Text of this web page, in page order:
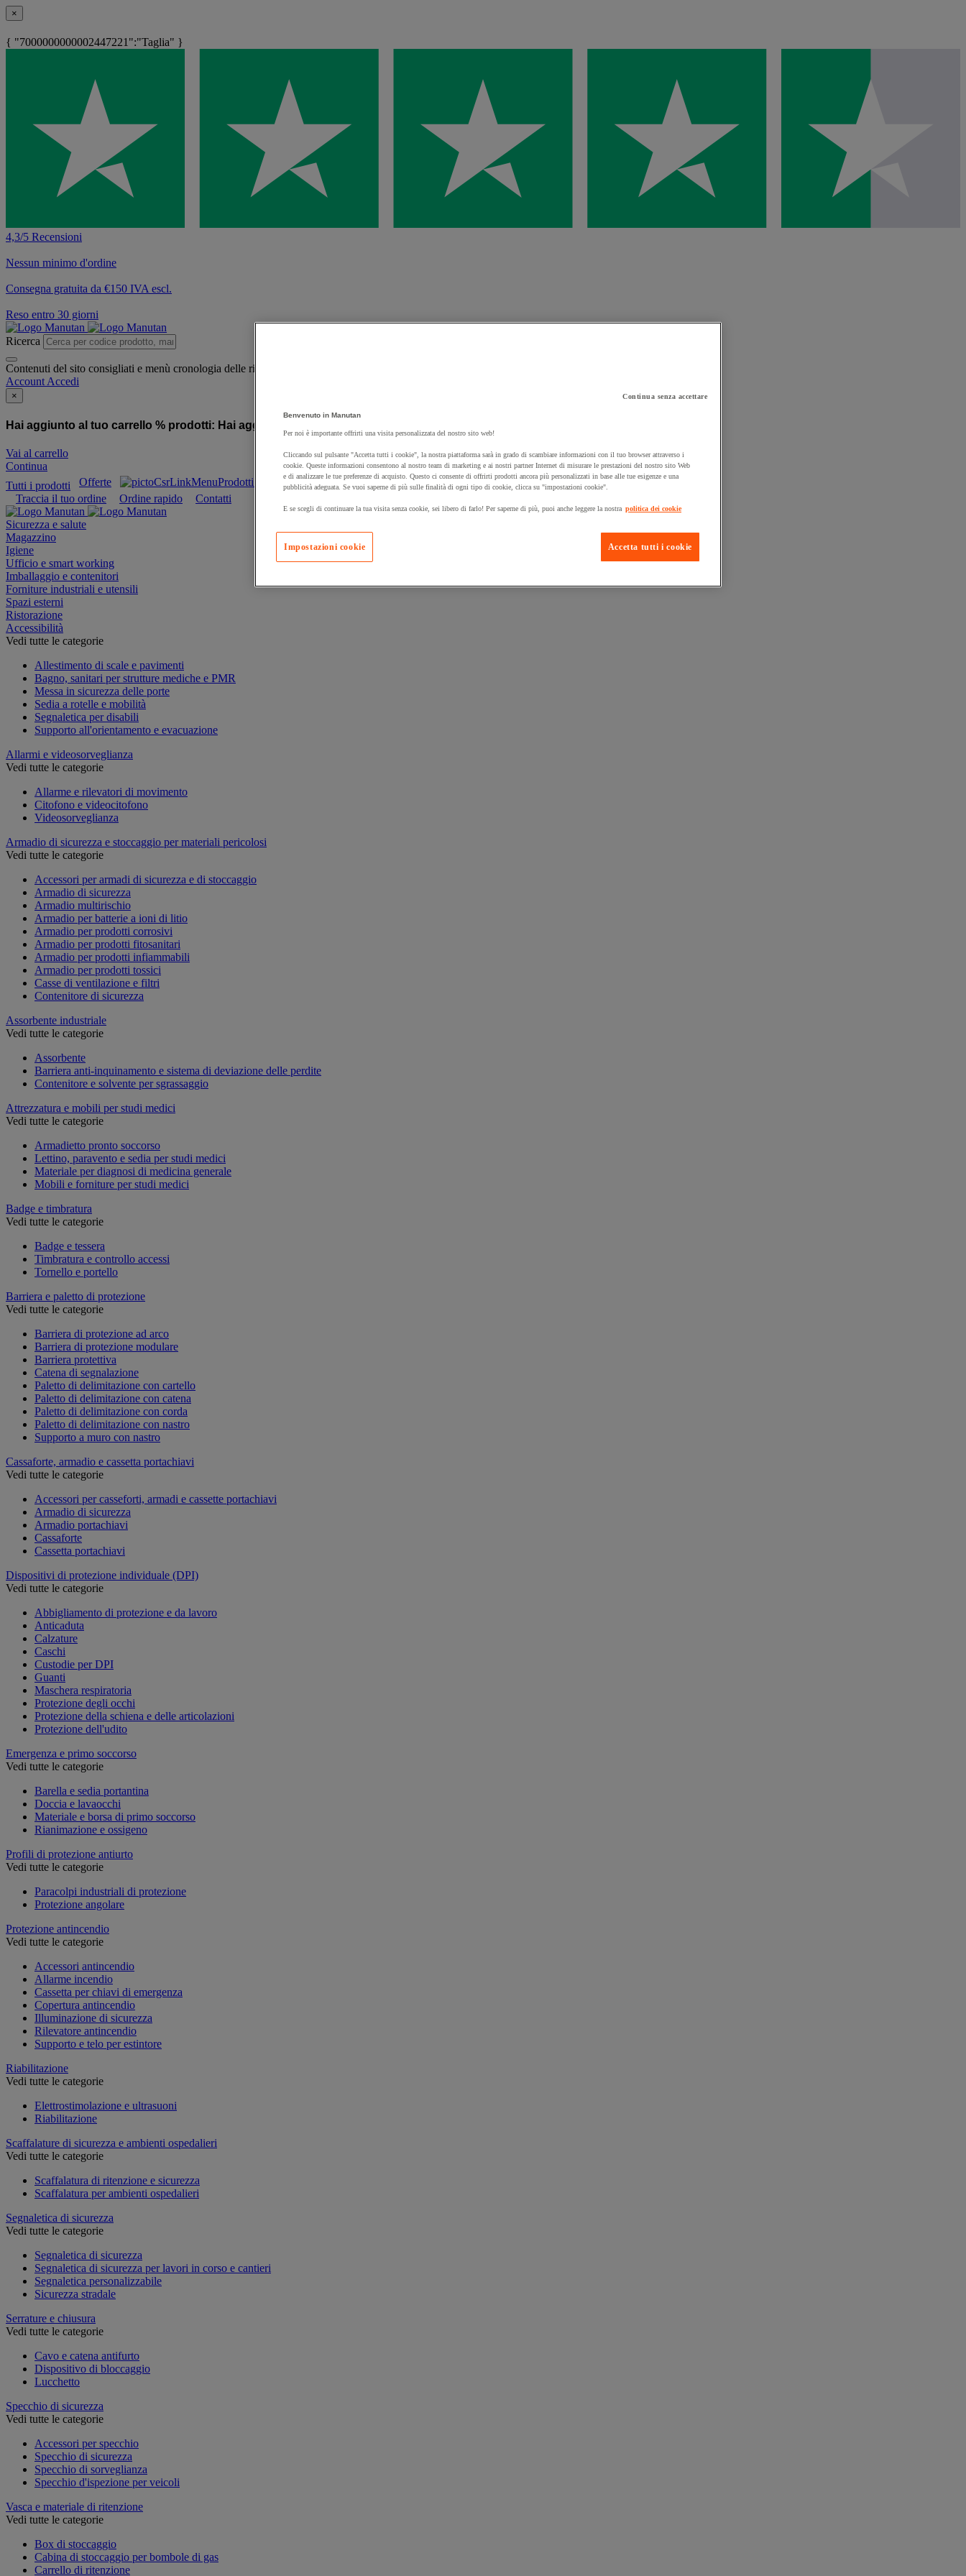
×
{ "7000000000002447221":"Taglia" }
4,3/5 Recensioni
Nessun minimo d'ordine
Consegna gratuita da €150 IVA escl.
Reso entro 30 giorni
Ricerca
Contenuti del sito consigliati e menù cronologia delle ricerche
Account Accedi
×
Hai aggiunto al tuo carrello % prodotti: Hai aggiunto al tuo carrello un prodotto:
Vai al carrello
Continua
Tutti i prodotti
Offerte Prodotti sostenibili Manutan Expert
Prodotti in pronta consegna
Traccia il tuo ordine
Ordine rapido Contatti
Sicurezza e salute
Magazzino
Igiene
Ufficio e smart working
Imballaggio e contenitori
Forniture industriali e utensili
Spazi esterni
Ristorazione
Accessibilità
Vedi tutte le categorie
Allestimento di scale e pavimenti
Bagno, sanitari per strutture mediche e PMR
Messa in sicurezza delle porte
Sedia a rotelle e mobilità
Segnaletica per disabili
Supporto all'orientamento e evacuazione
Allarmi e videosorveglianza
Vedi tutte le categorie
Allarme e rilevatori di movimento
Citofono e videocitofono
Videosorveglianza
Armadio di sicurezza e stoccaggio per materiali pericolosi
Vedi tutte le categorie
Accessori per armadi di sicurezza e di stoccaggio
Armadio di sicurezza
Armadio multirischio
Armadio per batterie a ioni di litio
Armadio per prodotti corrosivi
Armadio per prodotti fitosanitari
Armadio per prodotti infiammabili
Armadio per prodotti tossici
Casse di ventilazione e filtri
Contenitore di sicurezza
Assorbente industriale
Vedi tutte le categorie
Assorbente
Barriera anti-inquinamento e sistema di deviazione delle perdite
Contenitore e solvente per sgrassaggio
Attrezzatura e mobili per studi medici
Vedi tutte le categorie
Armadietto pronto soccorso
Lettino, paravento e sedia per studi medici
Materiale per diagnosi di medicina generale
Mobili e forniture per studi medici
Badge e timbratura
Vedi tutte le categorie
Badge e tessera
Timbratura e controllo accessi
Tornello e portello
Barriera e paletto di protezione
Vedi tutte le categorie
Barriera di protezione ad arco
Barriera di protezione modulare
Barriera protettiva
Catena di segnalazione
Paletto di delimitazione con cartello
Paletto di delimitazione con catena
Paletto di delimitazione con corda
Paletto di delimitazione con nastro
Supporto a muro con nastro
Cassaforte, armadio e cassetta portachiavi
Vedi tutte le categorie
Accessori per casseforti, armadi e cassette portachiavi
Armadio di sicurezza
Armadio portachiavi
Cassaforte
Cassetta portachiavi
Dispositivi di protezione individuale (DPI)
Vedi tutte le categorie
Abbigliamento di protezione e da lavoro
Anticaduta
Calzature
Caschi
Custodie per DPI
Guanti
Maschera respiratoria
Protezione degli occhi
Protezione della schiena e delle articolazioni
Protezione dell'udito
Emergenza e primo soccorso
Vedi tutte le categorie
Barella e sedia portantina
Doccia e lavaocchi
Materiale e borsa di primo soccorso
Rianimazione e ossigeno
Profili di protezione antiurto
Vedi tutte le categorie
Paracolpi industriali di protezione
Protezione angolare
Protezione antincendio
Vedi tutte le categorie
Accessori antincendio
Allarme incendio
Cassetta per chiavi di emergenza
Copertura antincendio
Illuminazione di sicurezza
Rilevatore antincendio
Supporto e telo per estintore
Riabilitazione
Vedi tutte le categorie
Elettrostimolazione e ultrasuoni
Riabilitazione
Scaffalature di sicurezza e ambienti ospedalieri
Vedi tutte le categorie
Scaffalatura di ritenzione e sicurezza
Scaffalatura per ambienti ospedalieri
Segnaletica di sicurezza
Vedi tutte le categorie
Segnaletica di sicurezza
Segnaletica di sicurezza per lavori in corso e cantieri
Segnaletica personalizzabile
Sicurezza stradale
Serrature e chiusura
Vedi tutte le categorie
Cavo e catena antifurto
Dispositivo di bloccaggio
Lucchetto
Specchio di sicurezza
Vedi tutte le categorie
Accessori per specchio
Specchio di sicurezza
Specchio di sorveglianza
Specchio d'ispezione per veicoli
Vasca e materiale di ritenzione
Vedi tutte le categorie
Box di stoccaggio
Cabina di stoccaggio per bombole di gas
Carrello di ritenzione
Continua senza accettare
Benvenuto in Manutan
Per noi è importante offrirti una visita personalizzata del nostro sito web!
Cliccando sul pulsante "Accetta tutti i cookie", la nostra piattaforma sarà in grado di scambiare informazioni con il tuo browser attraverso i
cookie. Queste informazioni consentono al nostro team di marketing e ai nostri partner Internet di misurare le prestazioni del nostro sito Web
e di analizzare le tue preferenze di acquisto. Questo ci consente di offrirti prodotti ancora più personalizzati in base alle tue esigenze e una
pubblicità adeguata. Se vuoi saperne di più sulle finalità di ogni tipo di cookie, clicca su "impostazioni cookie".
E se scegli di continuare la tua visita senza cookie, sei libero di farlo! Per saperne di più, puoi anche leggere la nostra politica dei cookie
Accetta tutti i cookie
Impostazioni cookie